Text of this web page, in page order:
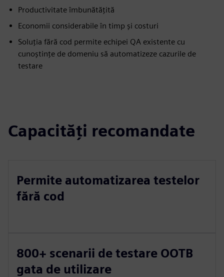
Productivitate îmbunătățită
Economii considerabile în timp și costuri
Soluția fără cod permite echipei QA existente cu
cunoștințe de domeniu să automatizeze cazurile de
testare
Capacități recomandate
Permite automatizarea testelor
fără cod
800+ scenarii de testare OOTB
gata de utilizare